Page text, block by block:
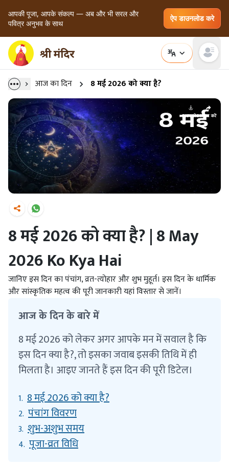
आपकी पूजा, आपके संकल्प — अब और भी सरल और
पवित्र अनुभव के साथ
ऐप डाउनलोड करे
Open
आज का दिन 8 मई 2026 को क्या है?
डाउनलोडसाझा करें
8 मई 2026 को क्या है? | 8 May
2026 Ko Kya Hai
जानिए इस दिन का पंचांग, व्रत-त्योहार और शुभ मुहूर्त। इस दिन के धार्मिक
और सांस्कृतिक महत्व की पूरी जानकारी यहां विस्तार से जानें।
आज के दिन के बारे में
8 मई 2026 को लेकर अगर आपके मन में सवाल है कि
इस दिन क्या है?, तो इसका जवाब इसकी तिथि में ही
मिलता है। आइए जानते हैं इस दिन की पूरी डिटेल।
1. 8 मई 2026 को क्या है?
2. पंचांग विवरण
3. शुभ-अशुभ समय
4. पूजा-व्रत विधि